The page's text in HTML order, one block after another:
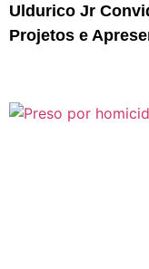
Uldurico Jr
Projetos e